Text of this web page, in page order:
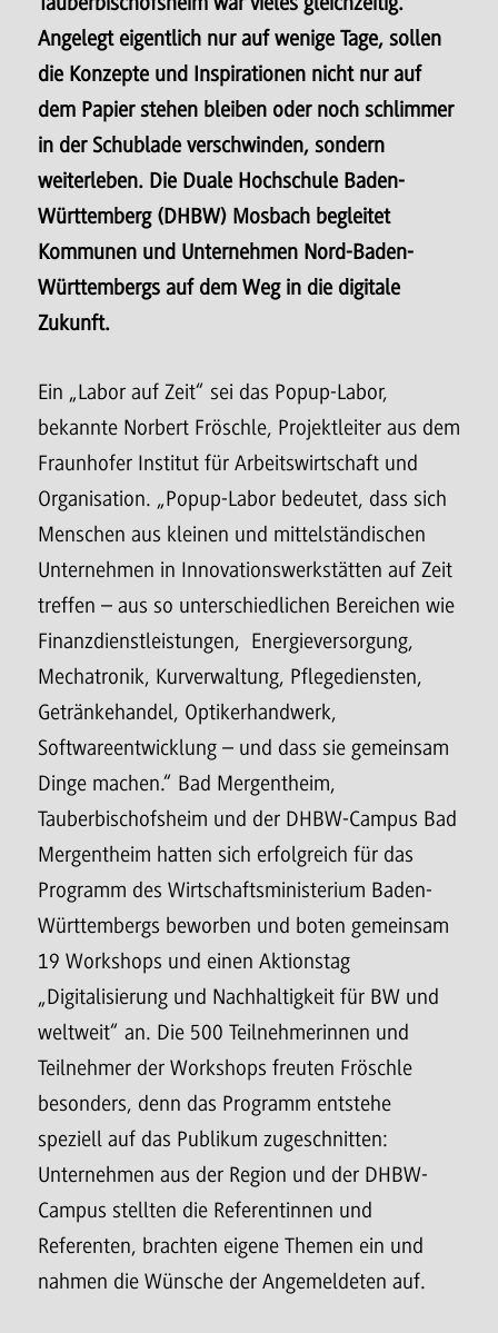
Angelegt eigentlich nur auf wenige Tage, sollen
die Konzepte und Inspirationen nicht nur auf
dem Papier stehen bleiben oder noch schlimmer
in der Schublade verschwinden, sondern
weiterleben. Die Duale Hochschule Baden-
Württemberg (DHBW) Mosbach begleitet
Kommunen und Unternehmen Nord-Baden-
Württembergs auf dem Weg in die digitale
Zukunft.
Ein „Labor auf Zeit“ sei das Popup-Labor,
bekannte Norbert Fröschle, Projektleiter aus dem
Fraunhofer Institut für Arbeitswirtschaft und
Organisation. „Popup-Labor bedeutet, dass sich
Menschen aus kleinen und mittelständischen
Unternehmen in Innovationswerkstätten auf Zeit
treffen – aus so unterschiedlichen Bereichen wie
Finanzdienstleistungen, Energieversorgung,
Mechatronik, Kurverwaltung, Pflegediensten,
Getränkehandel, Optikerhandwerk,
Softwareentwicklung – und dass sie gemeinsam
Dinge machen.“ Bad Mergentheim,
Tauberbischofsheim und der DHBW-Campus Bad
Mergentheim hatten sich erfolgreich für das
Programm des Wirtschaftsministerium Baden-
Württembergs beworben und boten gemeinsam
19 Workshops und einen Aktionstag
„Digitalisierung und Nachhaltigkeit für BW und
weltweit“ an. Die 500 Teilnehmerinnen und
Teilnehmer der Workshops freuten Fröschle
besonders, denn das Programm entstehe
speziell auf das Publikum zugeschnitten:
Unternehmen aus der Region und der DHBW-
Campus stellten die Referentinnen und
Referenten, brachten eigene Themen ein und
nahmen die Wünsche der Angemeldeten auf.